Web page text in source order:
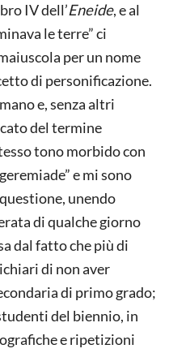
IV dell’Eneide, e al
le terre” ci
per un nome
di personificazione.
e, senza altri
del termine
tono morbido con
e mi sono
unendo
di qualche giorno
dal fatto che più di
di non aver
di primo grado;
del biennio, in
e ripetizioni